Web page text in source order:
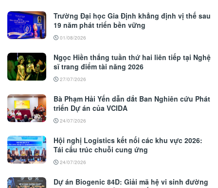
Trường Đại học Gia Định khẳng định vị thế sau
19 năm phát triển bền vững
01/08/2026
Ngọc Hiền thắng tuần thứ hai liên tiếp tại Nghệ
sĩ trang điểm tài năng 2026
27/07/2026
Bà Phạm Hải Yến dẫn dắt Ban Nghiên cứu Phát
triển Dự án của VCIDA
24/07/2026
Hội nghị Logistics kết nối các khu vực 2026:
Tái cấu trúc chuỗi cung ứng
24/07/2026
Dự án Biogenic 84D: Giải mã hệ vi sinh đường